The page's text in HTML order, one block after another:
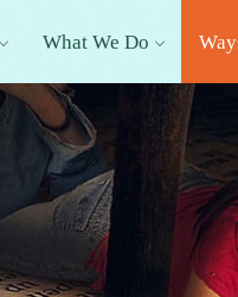
What We Do